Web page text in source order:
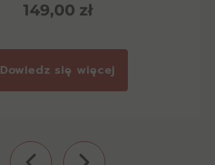
149,00 zł
Dowiedz się więcej